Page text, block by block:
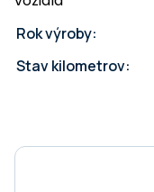
Rok výroby:
Stav kilometrov: